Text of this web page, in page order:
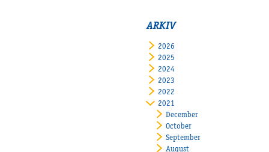
ARKIV
2026
2025
2024
2023
2022
2021
December
October
September
August